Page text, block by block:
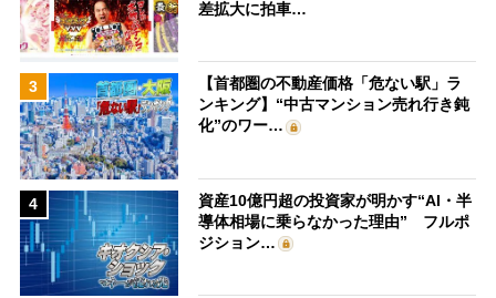
差拡大に拍車…
3
【首都圏の不動産価格「危ない駅」ラ
ンキング】“中古マンション売れ行き鈍
化”のワー…
4
資産10億円超の投資家が明かす“AI・半
導体相場に乗らなかった理由” フルポ
ジション…